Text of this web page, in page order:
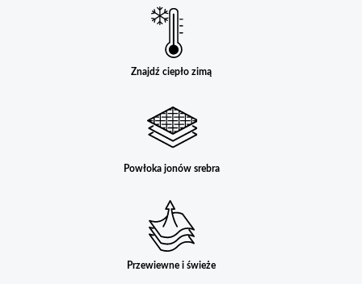
Znajdź ciepło zimą
Powłoka jonów srebra
Przewiewne i świeże